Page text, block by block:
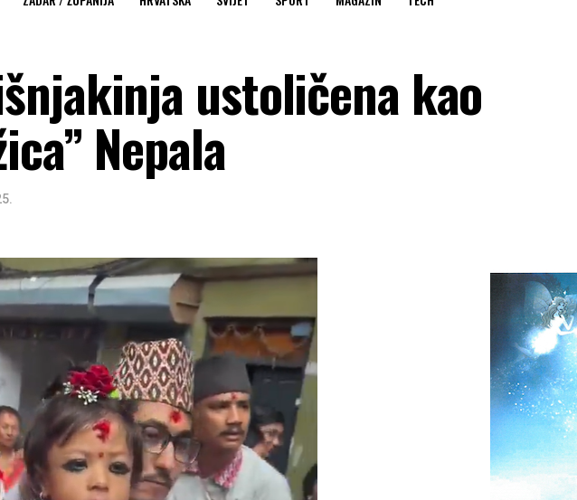
ustoličena kao
Nepala